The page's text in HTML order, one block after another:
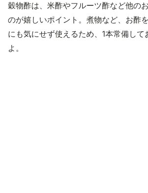
穀物酢は、米酢やフルーツ酢など他の
のが嬉しいポイント。煮物など、お酢
にも気にせず使えるため、1本常備して
よ。